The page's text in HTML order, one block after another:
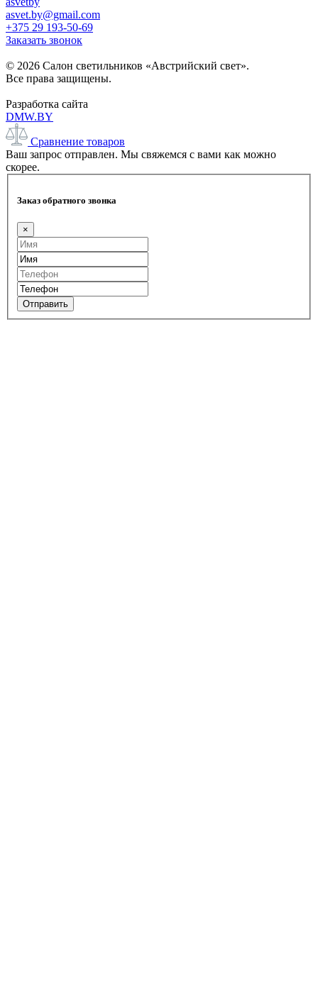
asvet.by@gmail.com
+375 29 193-50-69
Заказать звонок
© 2026 Салон светильников «Австрийский свет».
Все права защищены.
Разработка сайта
DMW.BY
Сравнение товаров
Ваш запрос отправлен. Мы свяжемся с вами как можно
скорее.
Заказ обратного звонка
×
Отправить